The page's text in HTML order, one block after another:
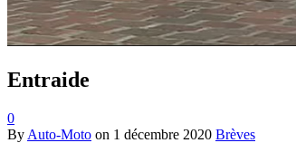
Entraide
0
By Auto-Moto on 1 décembre 2020 Brèves